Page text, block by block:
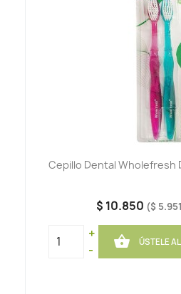
Cepillo Dental Wholefresh
$ 10.850 ($
+
-
 ÚSTELE